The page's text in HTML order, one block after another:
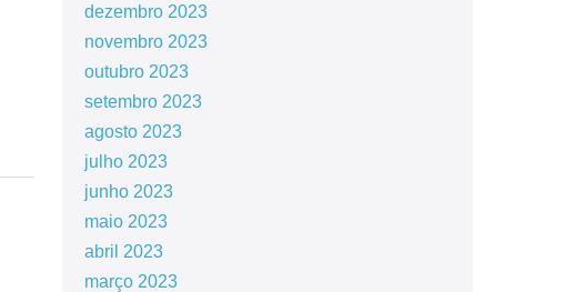
dezembro 2023
novembro 2023
outubro 2023
setembro 2023
agosto 2023
julho 2023
junho 2023
maio 2023
abril 2023
março 2023